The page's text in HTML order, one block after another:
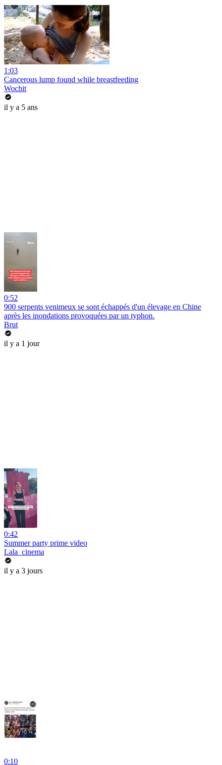
1:03
Cancerous lump found while breastfeeding
Wochit
il y a 5 ans
0:52
900 serpents venimeux se sont échappés d'un élevage en Chine
après les inondations provoquées par un typhon.
Brut
il y a 1 jour
0:42
Summer party prime video
Lala_cinema
il y a 3 jours
0:10